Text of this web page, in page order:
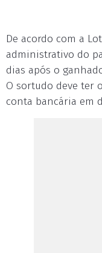
De acordo com a
administrativo do
dias após o
O sortudo deve ter
conta bancária em